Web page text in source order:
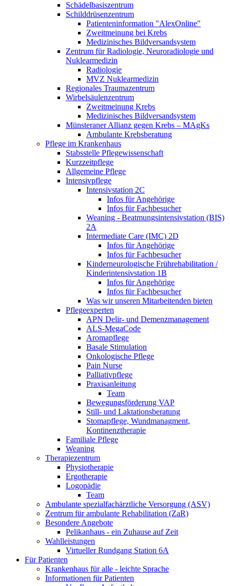
Schädelbasiszentrum
Schilddrüsenzentrum
Patienteninformation "AlexOnline"
Zweitmeinung bei Krebs
Medizinisches Bildversandsystem
Zentrum für Radiologie, Neuroradiologie und
Nuklearmedizin
Radiologie
MVZ Nuklearmedizin
Regionales Traumazentrum
Wirbelsäulenzentrum
Zweitmeinung Krebs
Medizinisches Bildversandsystem
Münsteraner Allianz gegen Krebs – MAgKs
Ambulante Krebsberatung
Pflege im Krankenhaus
Stabsstelle Pflegewissenschaft
Kurzzeitpflege
Allgemeine Pflege
Intensivpflege
Intensivstation 2C
Infos für Angehörige
Infos für Fachbesucher
Weaning - Beatmungsintensivstation (BIS)
2A
Intermediate Care (IMC) 2D
Infos für Angehörige
Infos für Fachbesucher
Kinderneurologische Frührehabilitation /
Kinderintensivstation 1B
Infos für Angehörige
Infos für Fachbesucher
Was wir unseren Mitarbeitenden bieten
Pflegeexperten
APN Delir- und Demenzmanagement
ALS-MegaCode
Aromapflege
Basale Stimulation
Onkologische Pflege
Pain Nurse
Palliativpflege
Praxisanleitung
Team
Bewegungsförderung VAP
Still- und Laktationsberatung
Stomapflege, Wundmanagment,
Kontinenztherapie
Familiale Pflege
Weaning
Therapiezentrum
Physiotherapie
Ergotherapie
Logopädie
Team
Ambulante spezialfachärztliche Versorgung (ASV)
Zentrum für ambulante Rehabilitation (ZaR)
Besondere Angebote
Pelikanhaus - ein Zuhause auf Zeit
Wahlleistungen
Virtueller Rundgang Station 6A
Für Patienten
Krankenhaus für alle - leichte Sprache
Informationen für Patienten